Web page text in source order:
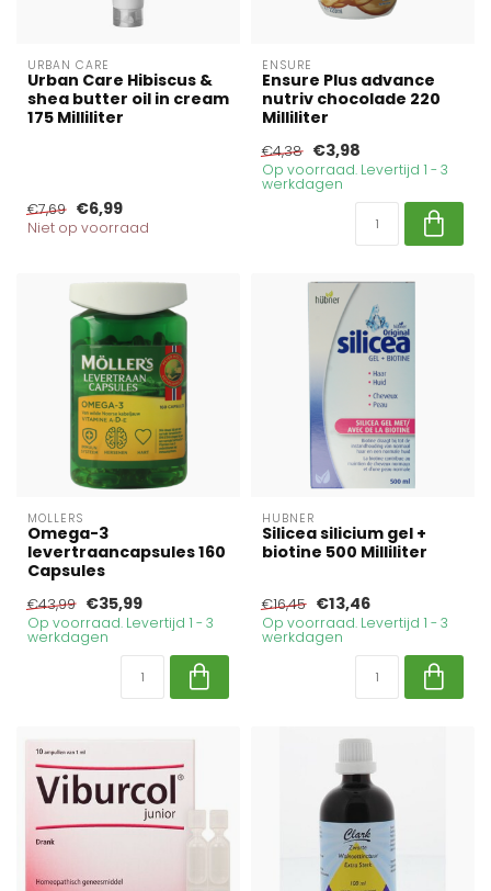
URBAN CARE
Urban Care Hibiscus &
shea butter oil in cream
175 Milliliter
€7,69 €6,99
Niet op voorraad
ENSURE
Ensure Plus advance
nutriv chocolade 220
Milliliter
€4,38 €3,98
Op voorraad. Levertijd 1 - 3
werkdagen
MOLLERS
Omega-3
levertraancapsules 160
Capsules
€43,99 €35,99
Op voorraad. Levertijd 1 - 3
werkdagen
HUBNER
Silicea silicium gel +
biotine 500 Milliliter
€16,45 €13,46
Op voorraad. Levertijd 1 - 3
werkdagen